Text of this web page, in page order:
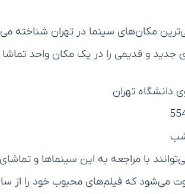
مکان‌های سینما در تهران شناخته
و قدیمی را در یک مکان واحد تماشا
دانشگاه تهران
با مراجعه به این سینماها و